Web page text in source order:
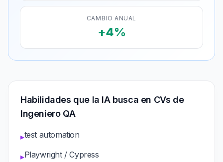
CAMBIO ANUAL
+4%
Habilidades que la IA busca en CVs de
Ingeniero QA
▸test automation
▸Playwright / Cypress